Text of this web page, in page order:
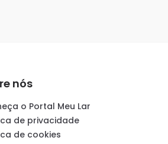
nós
o Portal Meu Lar
de privacidade
de cookies